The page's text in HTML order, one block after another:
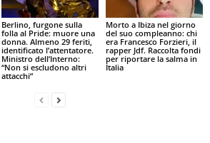
Berlino, furgone sulla
folla al Pride: muore una
donna. Almeno 29 feriti,
identificato l’attentatore.
Ministro dell’Interno:
“Non si escludono altri
attacchi”
Morto a Ibiza nel giorno
del suo compleanno: chi
era Francesco Forzieri, il
rapper Jdf. Raccolta fondi
per riportare la salma in
Italia